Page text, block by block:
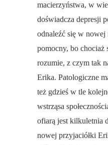
macierzyństwa, w
doświadcza depresji
odnaleźć się w
pomocny, bo chociaż
rozumie, z czym tak
Erika. Patologiczne
też gdzieś w tle
wstrząsa
ofiarą jest kilkuletnia
nowej przyjaciółki